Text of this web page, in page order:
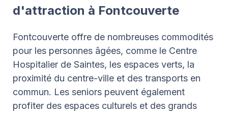
d'attraction à Fontcouverte
Fontcouverte offre de nombreuses commodités
pour les personnes âgées, comme le Centre
Hospitalier de Saintes, les espaces verts, la
proximité du centre-ville et des transports en
commun. Les seniors peuvent également
profiter des espaces culturels et des grands